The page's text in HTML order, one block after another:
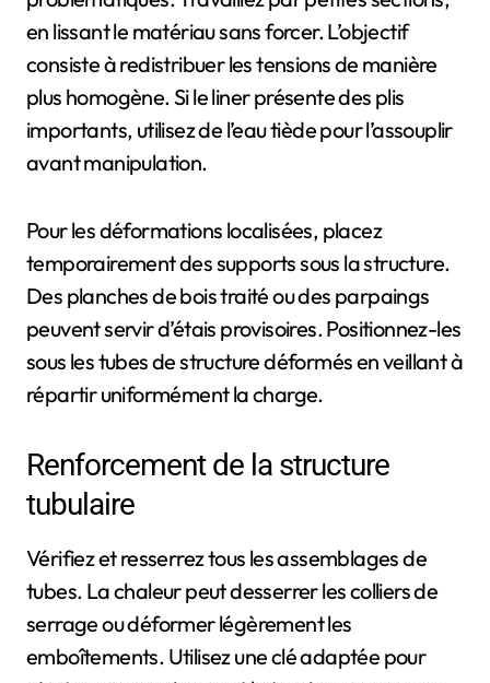
en lissant le matériau sans forcer. L’objectif
consiste à redistribuer les tensions de manière
plus homogène. Si le liner présente des plis
importants, utilisez de l’eau tiède pour l’assouplir
avant manipulation.
Pour les déformations localisées, placez
temporairement des supports sous la structure.
Des planches de bois traité ou des parpaings
peuvent servir d’étais provisoires. Positionnez-les
sous les tubes de structure déformés en veillant à
répartir uniformément la charge.
Renforcement de la structure
tubulaire
Vérifiez et resserrez tous les assemblages de
tubes. La chaleur peut desserrer les colliers de
serrage ou déformer légèrement les
emboîtements. Utilisez une clé adaptée pour